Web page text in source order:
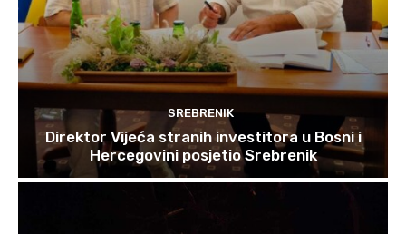
SREBRENIK
Direktor Vijeća stranih investitora u Bosni i
Hercegovini posjetio Srebrenik